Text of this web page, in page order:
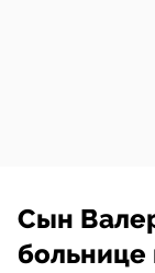
Сын
больнице